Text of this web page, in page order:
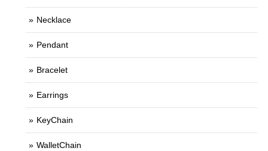
Necklace
Pendant
Bracelet
Earrings
KeyChain
WalletChain